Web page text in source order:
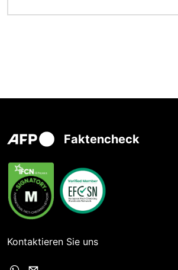
Faktencheck
Kontaktieren Sie uns